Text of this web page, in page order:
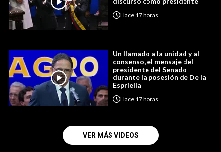
Hace 17 horas
Un llamado a la unidad y al
consenso, el mensaje del
presidente del Senado
durante la posesión de De la
Espriella
Hace 17 horas
VER MÁS VIDEOS